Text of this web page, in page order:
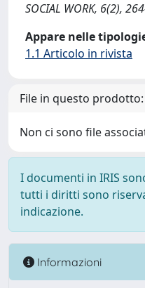
SOCIAL WORK, 6(2),
Appare nelle
1.1 Articolo in rivista
File in questo prodotto:
Non ci sono file
I documenti in IRIS
tutti i diritti sono
indicazione.
Informazioni